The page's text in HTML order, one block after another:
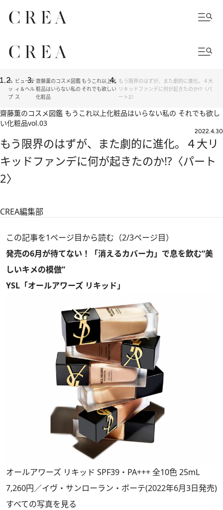
ト
ッ
プ
ビューテ
ィ＆ヘル
ス
齋藤薫のコスメ図鑑 もうこれ以上化
粧品はいらない私の それでも欲しい
化粧品
もう限界のはずが、また劇的に進化。４大
リキッドファンデに何が起きたのか!?〈パ
ート2〉
齋藤薫のコスメ図鑑 もうこれ以上化粧品はいらない私の それでも欲し
い化粧品vol.03
2022.4.30
もう限界のはずが、また劇的に進化。４大リ
キッドファンデに何が起きたのか!?〈パート
2〉
CREA編集部
この記事を1ページ目から読む（2/3ページ目）
発売の6月が待てない！「消えるカバー力」で息を飲む“美
しいキメの模倣”
YSL「オールアワーズ リキッド」
オールアワーズ リキッド SPF39・PA+++ 全10色 25mL
7,260円／イヴ・サンローラン・ボーテ(2022年6月3日発売)
すべての写真を見る